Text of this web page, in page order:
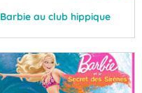
Barbie au club hippique